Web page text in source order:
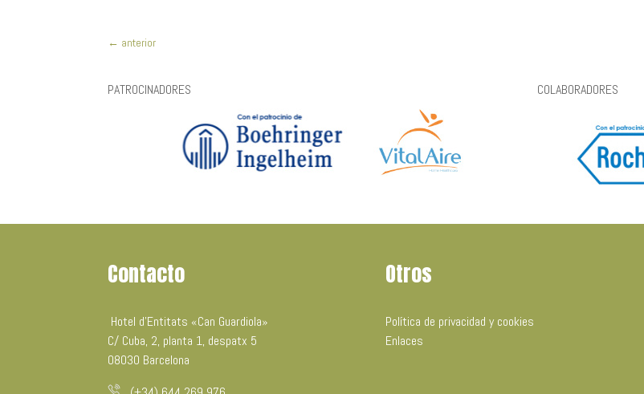
← anterior
PATROCINADORES COLABORADORES
Contacto
Hotel d’Entitats «Can Guardiola»
C/ Cuba, 2, planta 1, despatx 5
08030 Barcelona
Otros
Política de privacidad y cookies
Enlaces